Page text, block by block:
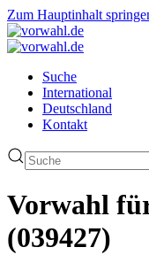
Zum Hauptinhalt
Suche
International
Deutschland
Kontakt
Vorwahl
(039427)